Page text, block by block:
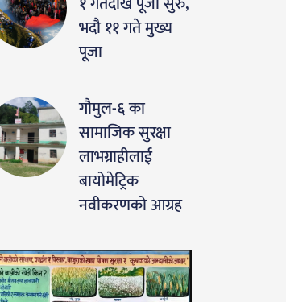
भदौ ११ गते मुख्य
पूजा
गौमुल-६ का
सामाजिक सुरक्षा
लाभग्राहीलाई
बायोमेट्रिक
नवीकरणको आग्रह